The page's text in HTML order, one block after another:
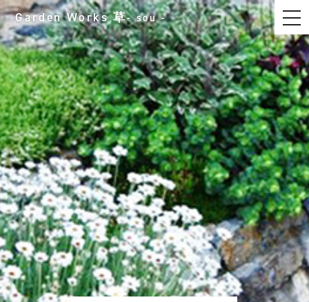
Garden Works草- sou -
t
o
g
g
l
e
n
a
v
i
g
a
t
i
o
n